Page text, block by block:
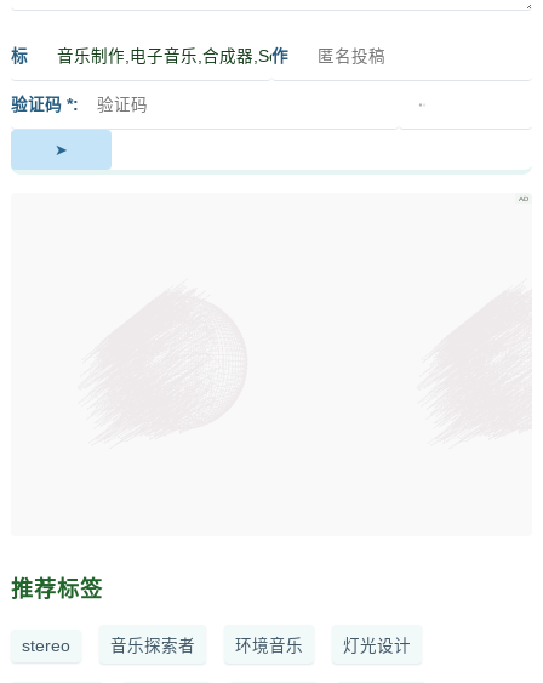
标
签
作
验证码 *
推荐标签
stereo 音乐探索者 环境音乐 灯光设计